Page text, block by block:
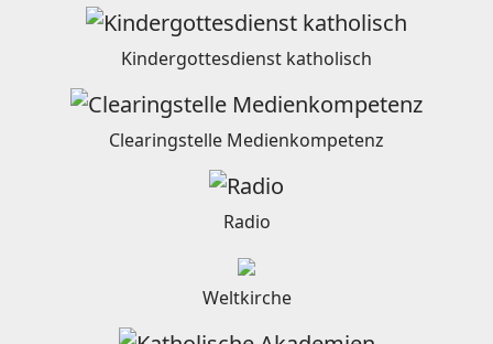
Kindergottesdienst katholisch
Clearingstelle Medienkompetenz
Radio
Weltkirche